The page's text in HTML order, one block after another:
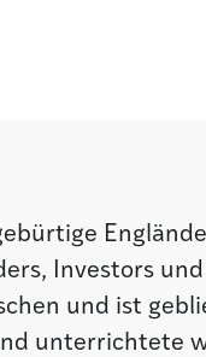
Investors
und ist
unterrichtete